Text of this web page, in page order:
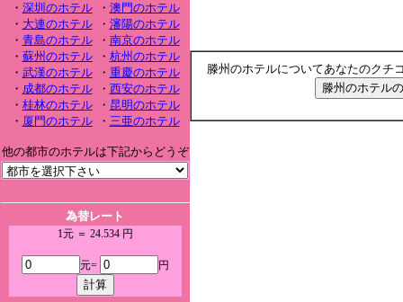
・ 深圳のホテル・ 澳門のホテル
・ 大連のホテル・ 瀋陽のホテル
・ 青島のホテル・ 南京のホテル
・ 蘇州のホテル・ 杭州のホテル
・ 武漢のホテル・ 重慶のホテル
・ 成都のホテル・ 西安のホテル
・ 桂林のホテル・ 昆明のホテル
・ 厦門のホテル・ 三亜のホテル
他の都市のホテルは下記からどうぞ
為替レート
1元 ＝ 24.534 円
元= 円
滕州のホテルについてあなたのクチ